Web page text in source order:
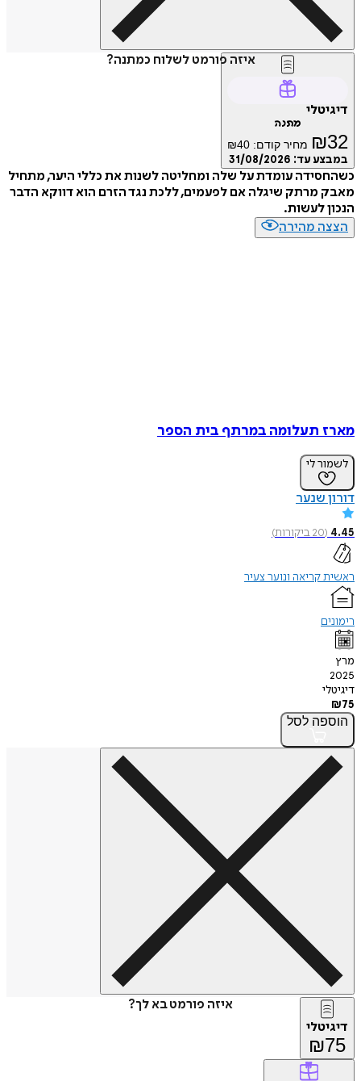
איזה פורמט לשלוח כמתנה?
דיגיטלי
מתנה
₪32 מחיר קודם: ₪40
במבצע עד: 31/08/2026
כשהחסידה עומדת על שלה ומחליטה לשנות את כללי היער, מתחיל
מאבק מרתק שיגלה אם לפעמים, ללכת נגד הזרם הוא דווקא הדבר
הנכון לעשות.
הצצה מהירה
מארז תעלומה במרתף בית הספר
לשמור לי
דורון שנער
4.45
(
20ביקורות)
ראשית קריאה ונוער צעיר
רימונים
מרץ
2025
דיגיטלי
₪75
הוספה לסל
איזה פורמט בא לך?
דיגיטלי
₪75